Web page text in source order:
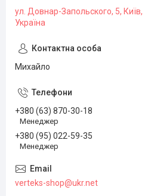
ул. Довнар-Запольского, 5, Київ,
Україна
Михайло
+380 (63) 870-30-18
Менеджер
+380 (95) 022-59-35
Менеджер
verteks-shop@ukr.net